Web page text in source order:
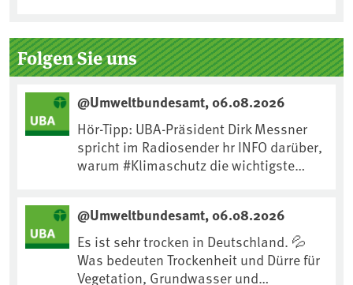
Folgen Sie uns
@Umweltbundesamt, 06.08.2026
Hör-Tipp: UBA-Präsident Dirk Messner
spricht im Radiosender hr INFO darüber,
warum #Klimaschutz die wichtigste
https://www.ardsounds.de/episode/urn
:ard:episode:0e7cf1c4b819c26d/
@Umweltbundesamt, 06.08.2026
Es ist sehr trocken in Deutschland. 💦
Was bedeuten Trockenheit und Dürre für
Vegetation, Grundwasser und